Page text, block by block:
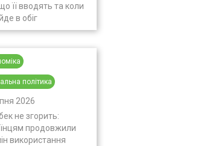
її вводять та коли
в обіг
політика
2026
не згорить:
продовжили
використання